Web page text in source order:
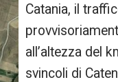
Catania, il
all’altezza del
svincoli di